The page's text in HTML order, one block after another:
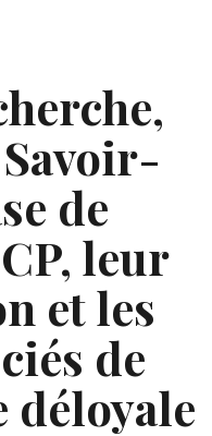
de
leur
et les
de
déloyale